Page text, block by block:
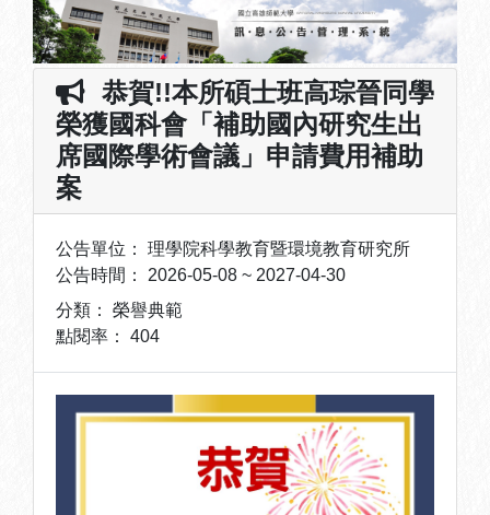
恭賀!!本所碩士班高琮晉同學
榮獲國科會「補助國內研究生出
席國際學術會議」申請費用補助
案
公告單位： 理學院科學教育暨環境教育研究所
公告時間： 2026-05-08 ~ 2027-04-30
分類： 榮譽典範
點閱率： 404